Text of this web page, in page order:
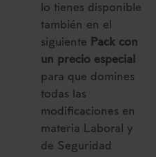
lo tienes disponible
también en el
siguiente Pack con
un precio especial
para que domines
todas las
modificaciones en
materia Laboral y
de Seguridad